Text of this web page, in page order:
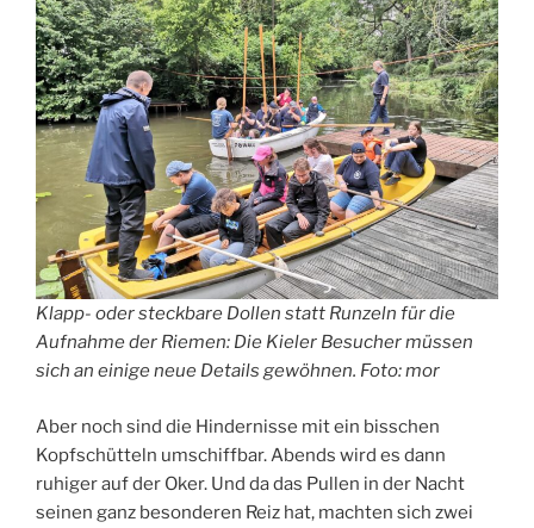
Klapp- oder steckbare Dollen statt Runzeln für die
Aufnahme der Riemen: Die Kieler Besucher müssen
sich an einige neue Details gewöhnen. Foto: mor
Aber noch sind die Hindernisse mit ein bisschen
Kopfschütteln umschiffbar. Abends wird es dann
ruhiger auf der Oker. Und da das Pullen in der Nacht
seinen ganz besonderen Reiz hat, machten sich zwei